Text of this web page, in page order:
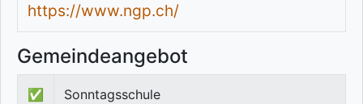
https://www.ngp.ch/
Gemeindeangebot
✅ Sonntagsschule